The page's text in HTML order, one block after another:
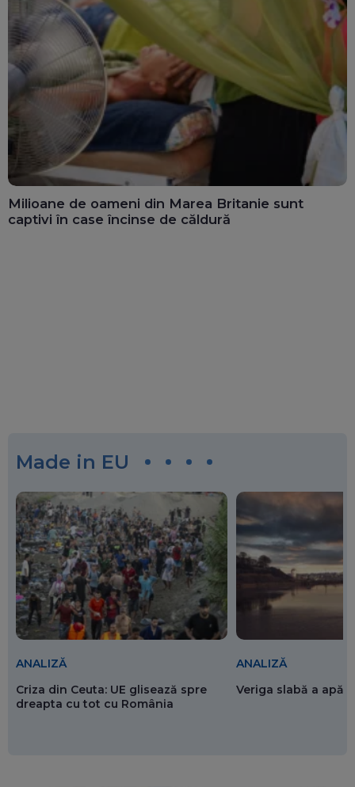
Milioane de oameni din Marea Britanie sunt
captivi în case încinse de căldură
Made in EU
ANALIZĂ
Criza din Ceuta: UE glisează spre
dreapta cu tot cu România
ANALIZĂ
Veriga slabă a